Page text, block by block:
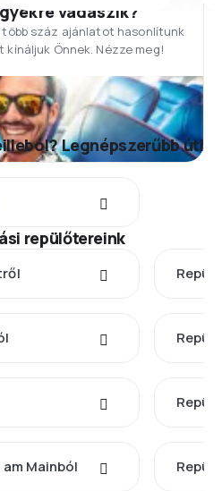
vadászik?
több száz ajánlatot hasonlítunk
kínáljuk Önnek. Nézze meg!
Legnépszerűbb úti
repülőtereink
Mainból